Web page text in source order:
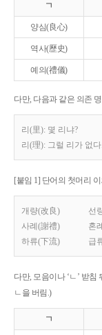
ㄱ
양심(良心)
역사(歷史)
예의(禮儀)
다만, 다음과 같은 의존
리(里): 몇 리냐?
리(理): 그럴 리가 없다.
[붙임 1] 단어의 첫머리
개량(改良) 선
사례(謝禮)
혼
하류(下流)
급
다만, 모음이나 ‘ㄴ’ 받침
ㄴ을 버림.)
ㄱ